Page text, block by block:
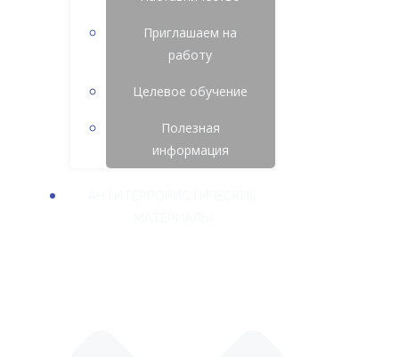
Приглашаем на
работу
Целевое обучение
Полезная
информация